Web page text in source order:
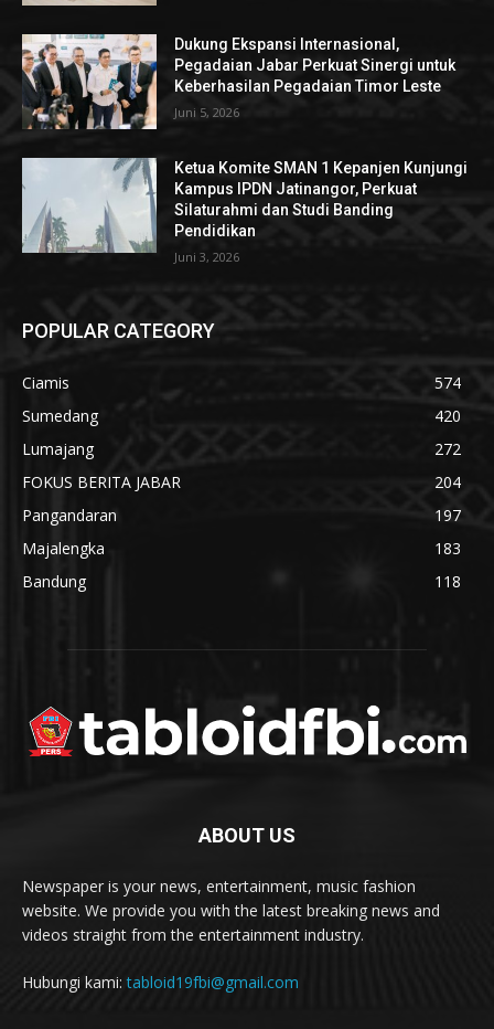
Dukung Ekspansi Internasional,
Pegadaian Jabar Perkuat Sinergi untuk
Keberhasilan Pegadaian Timor Leste
Juni 5, 2026
Ketua Komite SMAN 1 Kepanjen Kunjungi
Kampus IPDN Jatinangor, Perkuat
Silaturahmi dan Studi Banding
Pendidikan
Juni 3, 2026
POPULAR CATEGORY
Ciamis
574
Sumedang
420
Lumajang
272
FOKUS BERITA JABAR
204
Pangandaran
197
Majalengka
183
Bandung
118
ABOUT US
Newspaper is your news, entertainment, music fashion
website. We provide you with the latest breaking news and
videos straight from the entertainment industry.
Hubungi kami:tabloid19fbi@gmail.com